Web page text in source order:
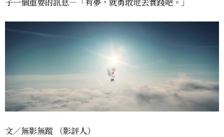
文／無影無蹤 （影評人）